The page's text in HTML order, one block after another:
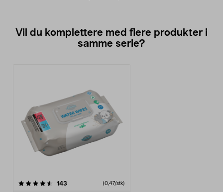
Vil du komplettere med flere produkter i
samme serie?
143 (0,47/stk)